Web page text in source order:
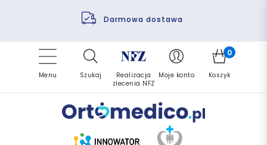
Darmowa dostawa
Pomoc fizjoterapeuty
Finansowanie PFRON
Refundacja NFZ
Zrealizuj zlecenie ponownie
Menu Szukaj
Realizacja
zlecenia NFZ
Moje konto
0
Koszyk